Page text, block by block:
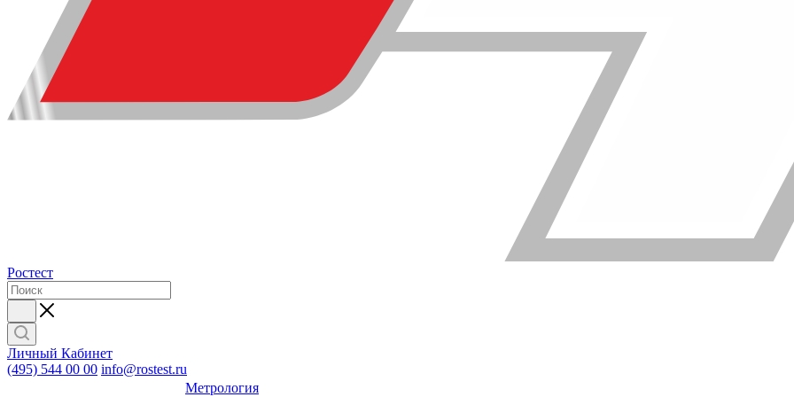
Ростест
Личный Кабинет
(495) 544 00 00 info@rostest.ru
Метрология